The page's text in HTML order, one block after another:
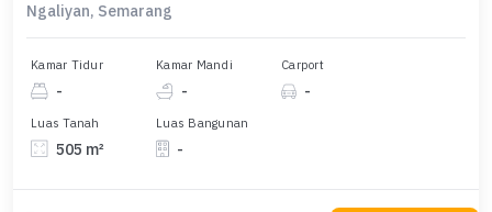
Ngaliyan, Semarang
Kamar Tidur
-
Kamar Mandi
-
Carport
-
Luas Tanah
505 m²
Luas Bangunan
-